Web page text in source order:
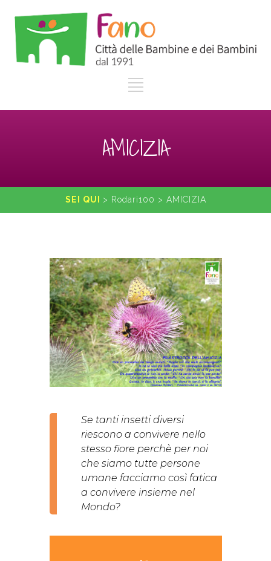
AMICIZIA
SEI QUI > Rodari100 > AMICIZIA
Se tanti insetti diversi
riescono a convivere nello
stesso fiore perchè per noi
che siamo tutte persone
umane facciamo così fatica
a convivere insieme nel
Mondo?